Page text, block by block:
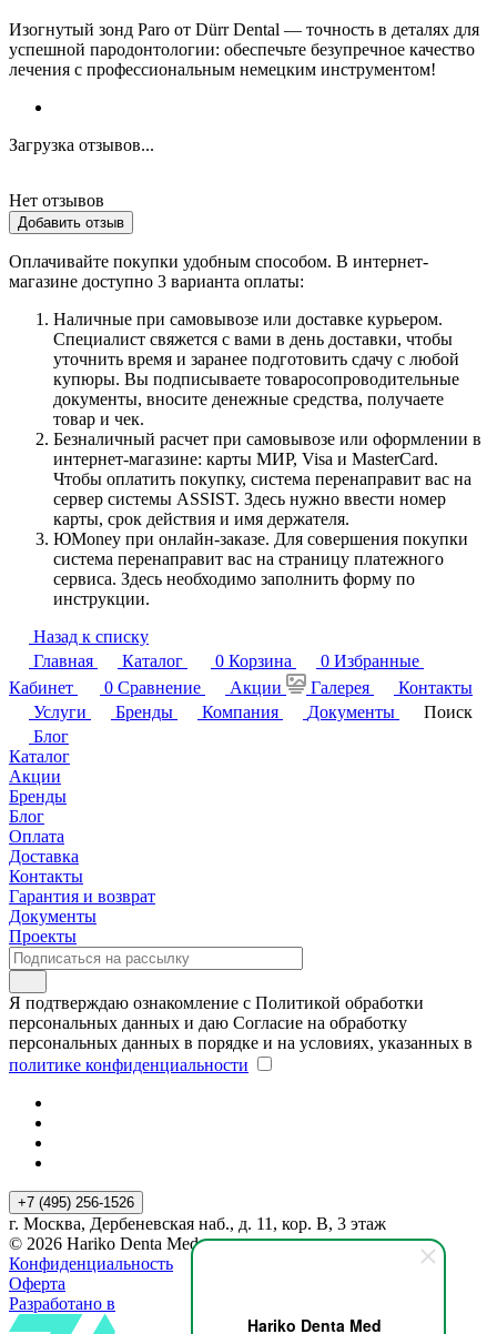
Hariko Denta Med
Изогнутый зонд Paro от Dürr Dental — точность в деталях для
успешной пародонтологии: обеспечьте безупречное качество
лечения с профессиональным немецким инструментом!
Загрузка отзывов...
Нет отзывов
Добавить отзыв
Оплачивайте покупки удобным способом. В интернет-
магазине доступно 3 варианта оплаты:
Наличные при самовывозе или доставке курьером.
Специалист свяжется с вами в день доставки, чтобы
уточнить время и заранее подготовить сдачу с любой
купюры. Вы подписываете товаросопроводительные
документы, вносите денежные средства, получаете
товар и чек.
Безналичный расчет при самовывозе или оформлении в
интернет-магазине: карты МИР, Visa и MasterCard.
Чтобы оплатить покупку, система перенаправит вас на
сервер системы ASSIST. Здесь нужно ввести номер
карты, срок действия и имя держателя.
ЮMoney при онлайн-заказе. Для совершения покупки
система перенаправит вас на страницу платежного
сервиса. Здесь необходимо заполнить форму по
инструкции.
Назад к списку
Главная
Каталог 0 Корзина 0 Избранные
Кабинет
0 Сравнение Акции Галерея
Контакты
Услуги
Бренды Компания Документы
Поиск
Блог
Каталог
Акции
Бренды
Блог
Оплата
Доставка
Контакты
Гарантия и возврат
Документы
Проекты
Я подтверждаю ознакомление с Политикой обработки
персональных данных и даю Согласие на обработку
персональных данных в порядке и на условиях, указанных в
политике конфиденциальности
+7 (495) 256-1526
г. Москва, Дербеневская наб., д. 11, кор. В, 3 этаж
© 2026 Hariko Denta Med
Конфиденциальность
Оферта
Разработано в